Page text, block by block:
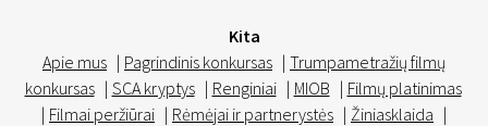
Kita
Apie mus | Pagrindinis konkursas | Trumpametražių filmų
konkursas | SCA kryptys | Renginiai | MIOB | Filmų platinimas
| Filmai peržiūrai | Rėmėjai ir partnerystės | Žiniasklaida |